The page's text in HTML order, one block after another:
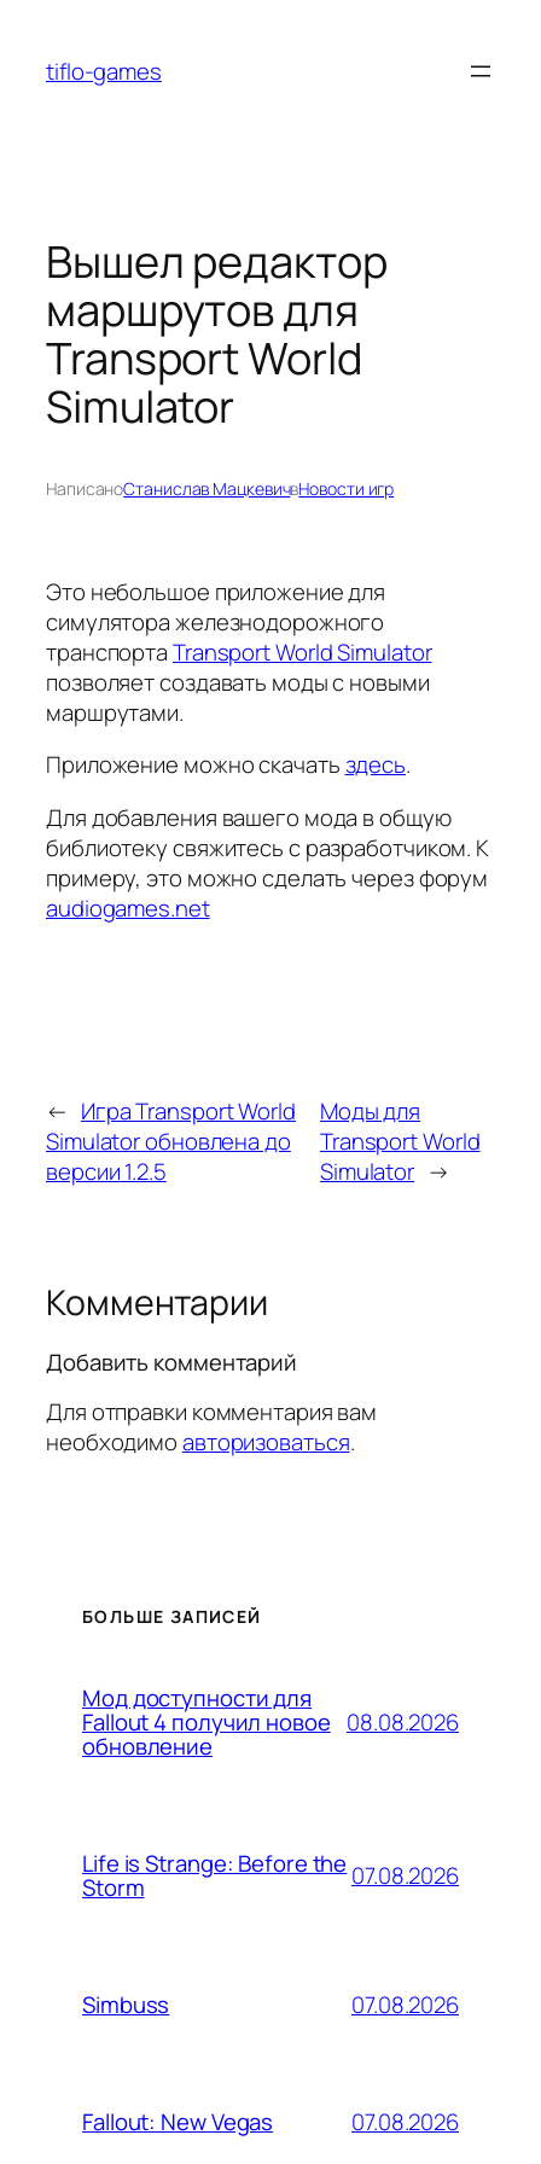
содержимому
tiflo-games
Вышел редактор
маршрутов для
Transport World
Simulator
НаписаноСтанислав МацкевичвНовости игр
Это небольшое приложение для
симулятора железнодорожного
транспортаTransport World Simulator
позволяет создавать моды с новыми
маршрутами.
Приложение можно скачатьздесь.
Для добавления вашего мода в общую
библиотеку свяжитесь с разработчиком. К
примеру, это можно сделать через форум
audiogames.net
← Игра Transport World
Simulator обновлена до
версии 1.2.5
Моды для
Transport World
Simulator →
Комментарии
Добавить комментарий
Для отправки комментария вам
необходимоавторизоваться.
БОЛЬШЕ ЗАПИСЕЙ
Мод доступности для
Fallout 4 получил новое
обновление
08.08.2026
Life is Strange: Before the
Storm 07.08.2026
Simbuss 07.08.2026
Fallout: New Vegas 07.08.2026